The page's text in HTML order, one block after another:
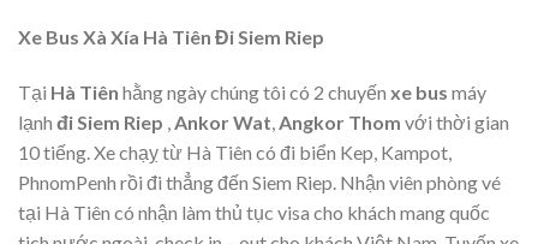
Xe Bus Xà Xía Hà Tiên Đi Siem Riep
Tại Hà Tiên hằng ngày chúng tôi có 2 chuyến xe bus máy
lạnh đi Siem Riep Ankor Wat Angkor Thom với thời gian
10 tiếng. Xe chạỵ từ Hà Tiên có đi biển Kep, Kampot,
PhnomPenh rồi đi thẳng đến Siem Riep. Nhận viên phòng vé
tại Hà Tiên có nhận làm thủ tục visa cho khách mang quốc